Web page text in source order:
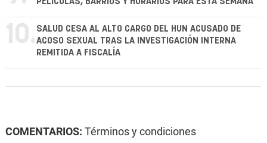
10. SALUD CESA AL ALTO CARGO DEL HUN ACUSADO DE
ACOSO SEXUAL TRAS LA INVESTIGACIÓN INTERNA
REMITIDA A FISCALÍA
COMENTARIOS: Términos y condiciones